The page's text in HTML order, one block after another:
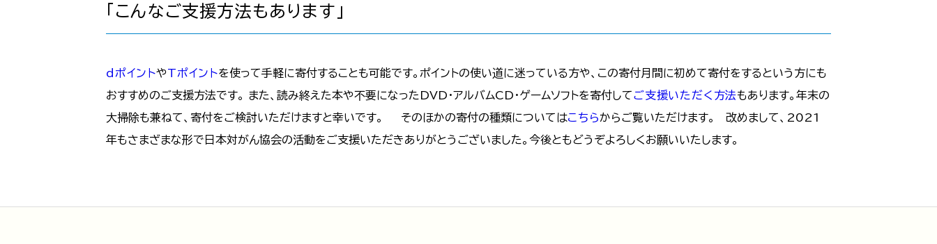
「こんなご支援方法もあります」
dポイントやTポイントを使って手軽に寄付することも可能です。ポイントの使い道に迷っている方や、この寄付月間に初めて寄付をするという方にも
おすすめのご支援方法です。 また、読み終えた本や不要になったDVD・アルバムCD・ゲームソフトを寄付してご支援いただく方法もあります。年末の
大掃除も兼ねて、寄付をご検討いただけますと幸いです。 そのほかの寄付の種類についてはこちらからご覧いただけます。 改めまして、2021
年もさまざまな形で日本対がん協会の活動をご支援いただきありがとうございました。今後ともどうぞよろしくお願いいたします。